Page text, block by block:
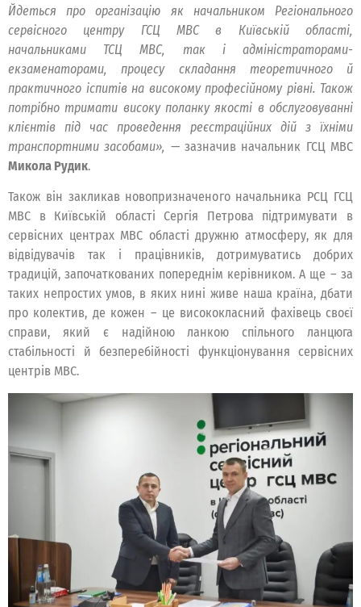
Йдеться про організацію як начальником Регіонального
сервісного центру ГСЦ МВС в Київській області,
начальниками ТСЦ МВС, так і адміністраторами-
екзаменаторами, процесу складання теоретичного й
практичного іспитів на високому професійному рівні. Також
потрібно тримати високу поланку якості в обслуговуванні
клієнтів під час проведення реєстраційних дій з їхніми
транспортними засобами», — зазначив начальник ГСЦ МВС
Микола Рудик.
Також він закликав новопризначеного начальника РСЦ ГСЦ
МВС в Київській області Сергія Петрова підтримувати в
сервісних центрах МВС області дружню атмосферу, як для
відвідувачів так і працівників, дотримуватись добрих
традицій, започаткованих попереднім керівником. А ще – за
таких непростих умов, в яких нині живе наша країна, дбати
про колектив, де кожен – це висококласний фахівець своєї
справи, який є надійною ланкою спільного ланцюга
стабільності й безперебійності функціонування сервісних
центрів МВС.